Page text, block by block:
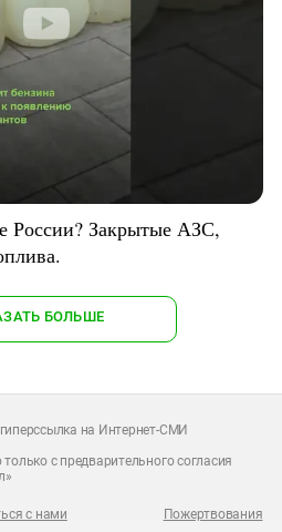
России? Закрытые АЗС,
БОЛЬШЕ
на Интернет-СМИ
с предварительного согласия
с нами Пожертвования